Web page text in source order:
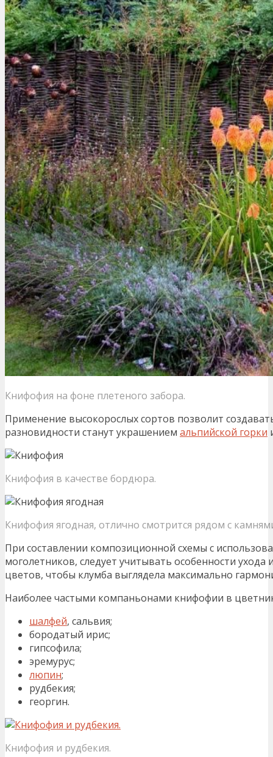
Книфофия на фоне плетеного забора.
Применение высокорослых сортов позволит
разновидности станут украшением альпийской горки
Книфофия в качестве бордюра.
Книфофия ягодная, отлично смотрится рядом с
При составлении композиционной схемы с
моголетников, следует учитывать особенности
цветов, чтобы клумба выглядела максимально
Наиболее частыми компаньонами книфофии в
шалфей, сальвия;
бородатый ирис;
гипсофила;
эремурус;
люпин;
рудбекия;
георгин.
Книфофия и рудбекия.